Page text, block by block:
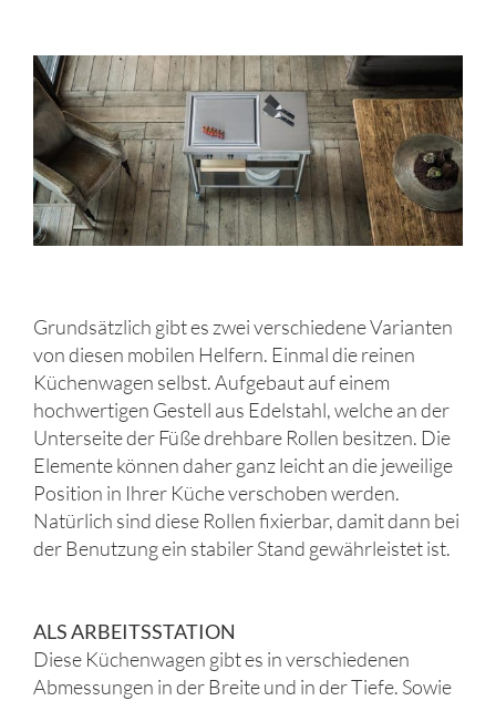
Grundsätzlich gibt es zwei verschiedene Varianten
von diesen mobilen Helfern. Einmal die reinen
Küchenwagen selbst. Aufgebaut auf einem
hochwertigen Gestell aus Edelstahl, welche an der
Unterseite der Füße drehbare Rollen besitzen. Die
Elemente können daher ganz leicht an die jeweilige
Position in Ihrer Küche verschoben werden.
Natürlich sind diese Rollen fixierbar, damit dann bei
der Benutzung ein stabiler Stand gewährleistet ist.
ALS ARBEITSSTATION
Diese Küchenwagen gibt es in verschiedenen
Abmessungen in der Breite und in der Tiefe. Sowie